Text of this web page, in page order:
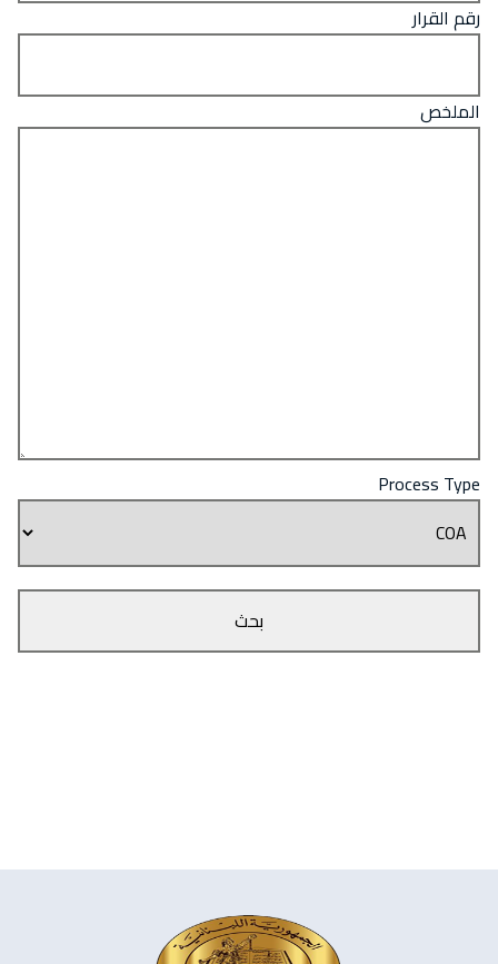
رقم القرار
الملخص
Process Type